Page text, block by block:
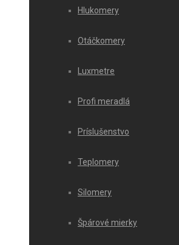
Hlukomery
Otáčkomery
Luxmetre
Profi meradlá
Príslušenstvo
Teplomery
Silomery
Špárové mierky